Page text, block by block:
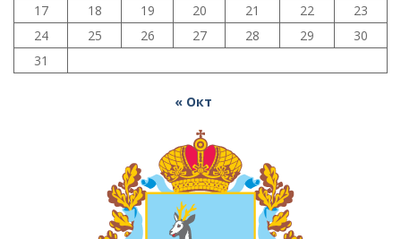
17
18 19 20 21 22
23
24
25 26 27 28 29
30
31
« Окт